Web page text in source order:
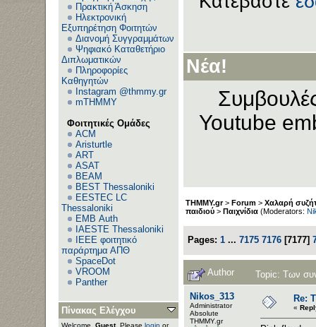
Πρακτική Άσκηση
Ηλεκτρονική
Εξυπηρέτηση Φοιτητών
Διανομή Συγγραμμάτων
Ψηφιακό Καταθετήριο
Διπλωματικών
Πληροφορίες
Καθηγητών
Instagram @thmmy.gr
mTHMMY
Φοιτητικές Ομάδες
ACM
Aristurtle
ART
ASAT
BEAM
BEST Thessaloniki
EESTEC LC
Thessaloniki
EΜΒ Auth
IAESTE Thessaloniki
IEEE φοιτητικό
παράρτημα ΑΠΘ
SpaceDot
VROOM
Panther
Πίνακας Ελέγχου
Welcome, Guest. Please login or
Νέα!
Youtube
THMMY.gr> Forum > Χαλαρή
παιδιού > Παιχνίδια (Moderators:
Pages: 1 ... 7175 7176 [7177]
Author Topic: Των
Nikos_313
Administrator
Αbsolute
ΤΗΜΜΥ.gr
Re:
«